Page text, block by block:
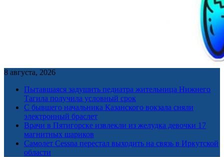
8 августа, 2026
Пытавшаяся задушить педиатра жительница Нижнего
Тагила получила условный срок
С бывшего начальника Казанского вокзала сняли
электронный браслет
Врачи в Пятигорске извлекли из желудка девочки 17
магнитных шариков
Самолет Cessna перестал выходить на связь в Иркутской
области